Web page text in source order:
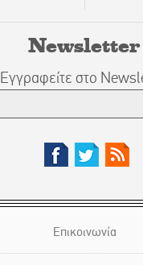
Newsletter
Εγγραφείτε στο
Επικοινωνία